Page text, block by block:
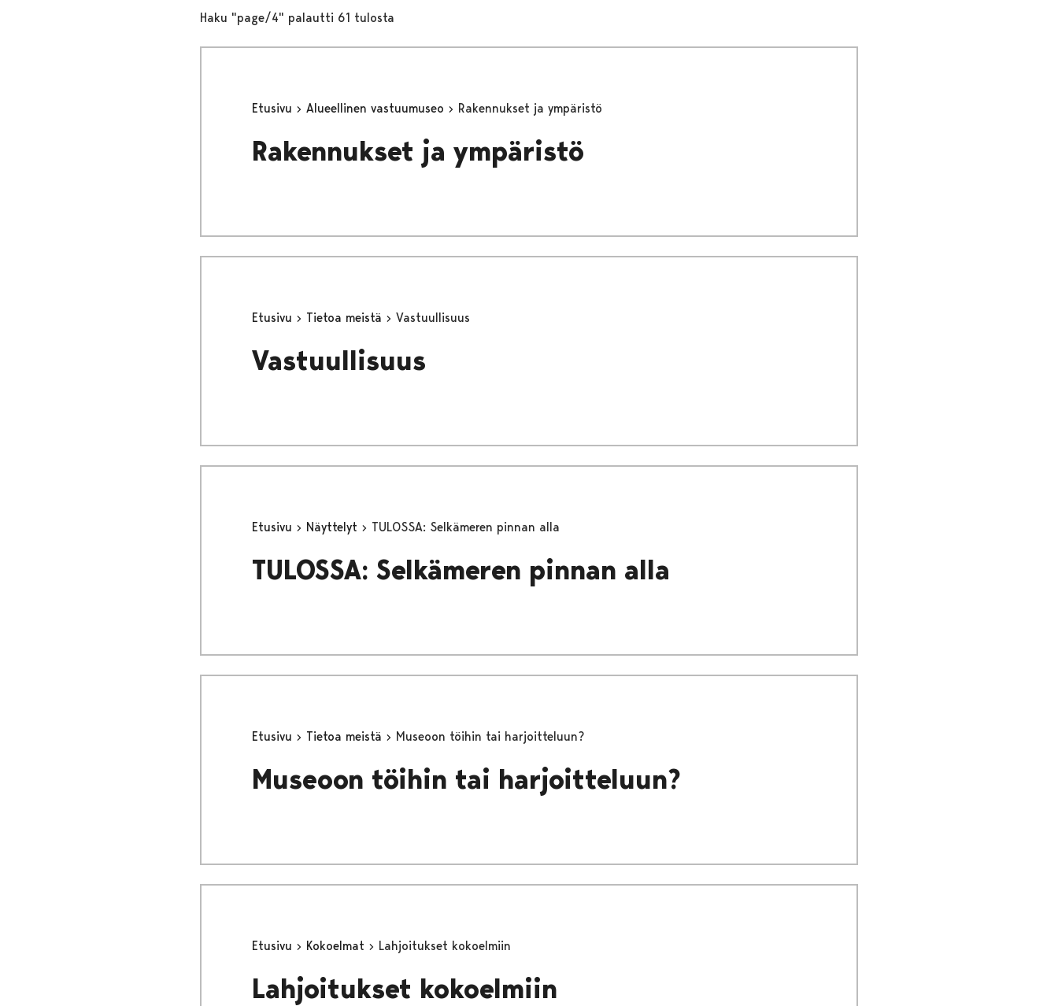
Haku "page/4" palautti 61 tulosta
Etusivu Alueellinen vastuumuseo Rakennukset ja ympäristö
Rakennukset ja ympäristö
Etusivu Tietoa meistä Vastuullisuus
Vastuullisuus
Etusivu Näyttelyt TULOSSA: Selkämeren pinnan alla
TULOSSA: Selkämeren pinnan alla
Etusivu Tietoa meistä Museoon töihin tai harjoitteluun?
Museoon töihin tai harjoitteluun?
Etusivu Kokoelmat Lahjoitukset kokoelmiin
Lahjoitukset kokoelmiin